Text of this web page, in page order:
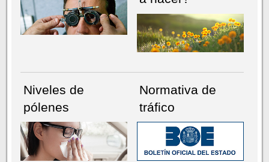
Niveles de
pólenes
Normativa de
tráfico